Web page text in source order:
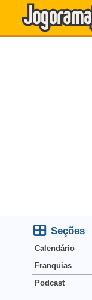
Seções
Calendário
Franquias
Podcast